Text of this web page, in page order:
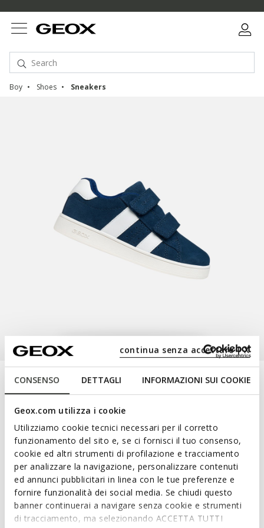
CONSENSO DETTAGLI INFORMAZIONI SUI COOKIE
Geox.com utilizza i cookie
Utilizziamo cookie tecnici necessari per il corretto
funzionamento del sito e, se ci fornisci il tuo consenso,
cookie ed altri strumenti di profilazione e tracciamento
per analizzare la navigazione, personalizzare contenuti
ed annunci pubblicitari in linea con le tue preferenze e
fornire funzionalità dei social media. Se chiudi questo
banner continuerai a navigare senza cookie e strumenti
di tracciamento, ma selezionando ACCETTA TUTTI
continua senza accettare | X
Boy Shoes Sneakers
Eclyper Junior
Sneakers with straps
Color: Navy/White selected
NOT SHOPPABLE